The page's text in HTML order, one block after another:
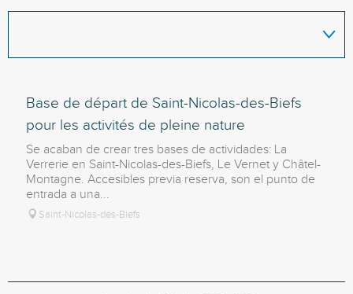
Base de départ de Saint-Nicolas-des-Biefs
pour les activités de pleine nature
Se acaban de crear tres bases de actividades: La
Verrerie en Saint-Nicolas-des-Biefs, Le Vernet y Châtel-
Montagne. Accesibles previa reserva, son el punto de
entrada a una...
Saint-Nicolas-des-Biefs